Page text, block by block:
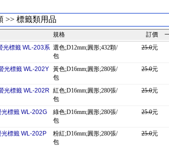
>> 標籤類用品
規格 訂價
光標籤 WL-203系 選色;D12mm;圓形;432顆/
包
25.0元
光標籤 WL-202Y 黃色;D16mm;圓形;280張/
包
25.0元
光標籤 WL-202R 紅色;D16mm;圓形;280張/
包
25.0元
光標籤 WL-202G
綠色;D16mm;圓形;280張/
包
25.0元
光標籤 WL-202P
粉紅;D16mm;圓形;280張/
包
25.0元